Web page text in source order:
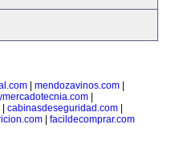
mendozavinos.com
|
| cabinasdeseguridad.com|
facildecomprar.com